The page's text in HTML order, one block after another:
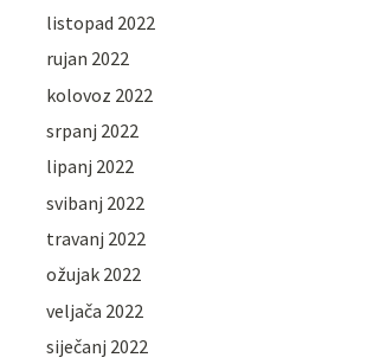
listopad 2022
rujan 2022
kolovoz 2022
srpanj 2022
lipanj 2022
svibanj 2022
travanj 2022
ožujak 2022
veljača 2022
siječanj 2022